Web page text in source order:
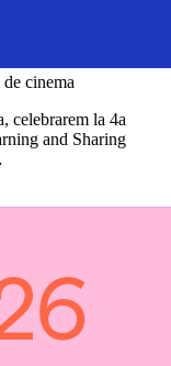
cinema
celebrarem la 4a
and Sharing